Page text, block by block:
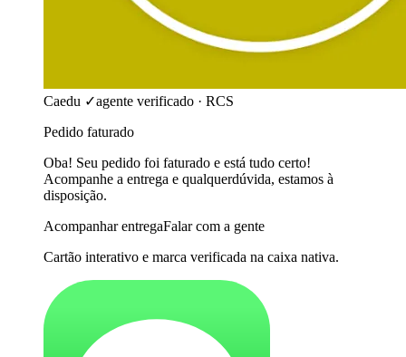
Caedu ✓agente verificado · RCS
Pedido faturado
Oba! Seu pedido foi faturado e está tudo certo!
Acompanhe a entrega e qualquerdúvida, estamos à
disposição.
Acompanhar entregaFalar com a gente
Cartão interativo e marca verificada na caixa nativa.